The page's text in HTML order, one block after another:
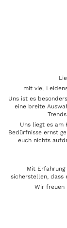
mit viel
Uns ist es
eine breite
Uns liegt es am
Bedürfnisse ernst
euch nichts
Mit
sicherstellen, dass
Wir freuen